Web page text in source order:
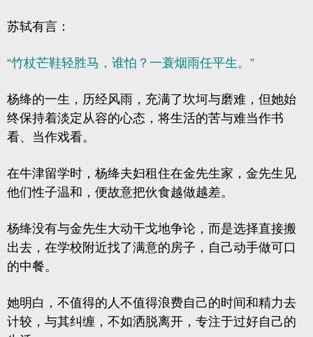
苏轼有言：
“竹杖芒鞋轻胜马，谁怕？一蓑烟雨任平生。”
杨绛的一生，历经风雨，充满了坎坷与磨难，但她始
终保持着淡定从容的心态，将生活的苦与难当作书
看、当作戏看。
在牛津留学时，杨绛夫妇租住在金先生家，金先生见
他们性子温和，便故意把伙食越做越差。
杨绛没有与金先生大动干戈地争论，而是选择直接搬
出去，在学校附近找了满意的房子，自己动手做可口
的中餐。
她明白，不值得的人不值得浪费自己的时间和精力去
计较，与其纠缠，不如洒脱离开，专注于过好自己的